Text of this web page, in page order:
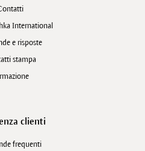
International
e risposte
stampa
clienti
frequenti